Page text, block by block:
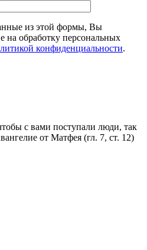
из этой формы, Вы
на обработку персональных
конфиденциальности.
с вами поступали люди, так
от Матфея (гл. 7, ст. 12)